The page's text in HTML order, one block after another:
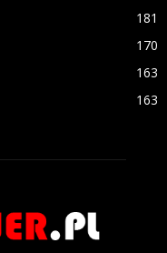
181
170
163
163